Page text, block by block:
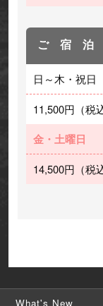
ご 宿 泊
日～木・祝日
11,500円（税
金・土曜日
14,500円（税
What's New